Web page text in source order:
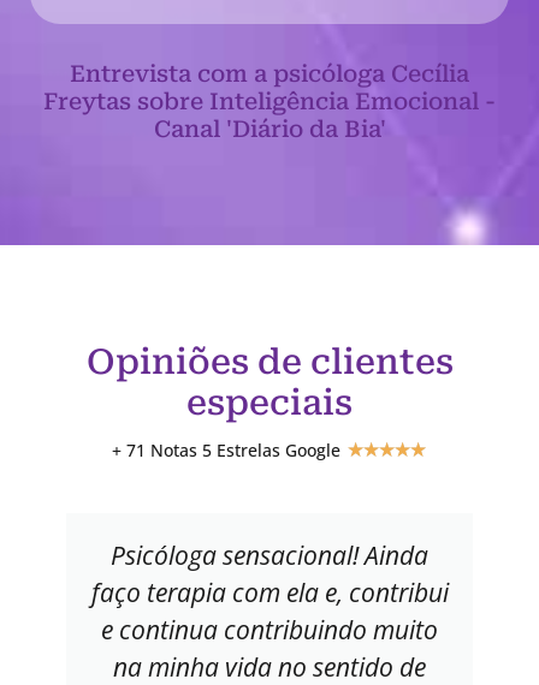
Entrevista com a psicóloga Cecília
Freytas sobre Inteligência Emocional -
Canal 'Diário da Bia'
Opiniões de clientes
especiais
+ 71 Notas 5 Estrelas Google ★★★★★
Psicóloga sensacional! Ainda
faço terapia com ela e, contribui
e continua contribuindo muito
na minha vida no sentido de